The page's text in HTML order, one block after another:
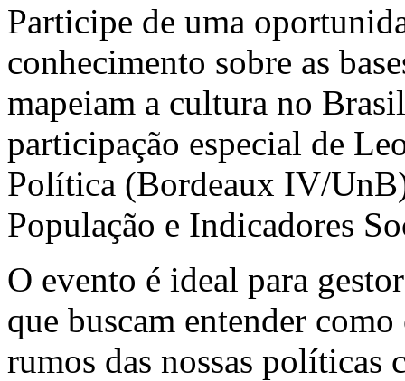
Participe de uma
conhecimento sobre as
mapeiam a cultura no
participação especial de
Política (Bordeaux IV/
População e Indicadores
O evento é ideal para
que buscam entender
rumos das nossas políticas